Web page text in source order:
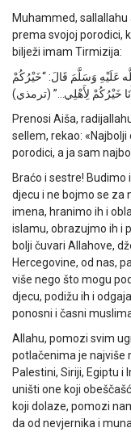
Muhammed, sallallahu
prema svojoj porodici,
bilježi imam Tirmizija:
عَلَيْهِ وَسَلَّمَ قَالَ: “خَيْرُكُمْ
خَيْرُكُمْ لِأَهْلِي…” (ترمذي)
Prenosi Aiša,
sellem, rekao:
porodici, a ja sam
Braćo i sestre!
djecu i ne bojmo se za
imena, hranimo ih i
islamu, obrazujmo ih i
bolji čuvari Allahove,
Hercegovine, od nas,
više nego što mogu
djecu, podižu ih i
ponosni i časni
Allahu, pomozi svim
potlačenima je najviše
Palestini, Siriji, Egiptu i
uništi one koji
koji dolaze, pomozi
da od nevjernika i